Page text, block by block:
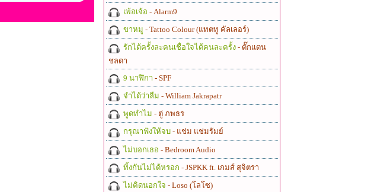
เพ้อเจ้อ - Alarm9
ขาหมู - Tattoo Colour (แทตทู คัลเลอร์)
รักได้ครั้งละคนเชื่อใจได้คนละครั้ง - ตั๊กแตน
ชลดา
9 นาฬิกา - SPF
จำได้ว่าลืม - William Jakrapatr
พูดทำไม - ตู่ ภพธร
กรุณาฟังให้จบ - แช่ม แช่มรัมย์
ไม่บอกเธอ - Bedroom Audio
ทิ้งกันไม่ได้หรอก - JSPKK ft. เกมส์ สุจิตรา
ไม่คิดนอกใจ - Loso (โลโซ)